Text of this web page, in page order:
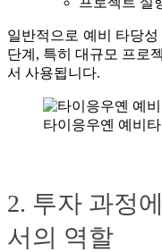
일반적으로 예비 타당
단계, 특히 대규모 프로
서 사용됩니다.
타이응우옌 예비
2. 투자 과정
서의 역할